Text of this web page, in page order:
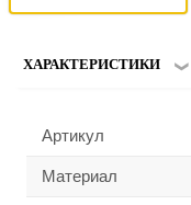
ХАРАКТЕРИСТИКИ
Артикул
Материал